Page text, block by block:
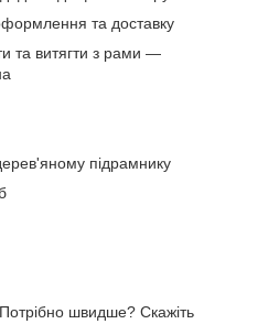
та доставку
та витягти з рами —
підрамнику
швидше? Скажіть